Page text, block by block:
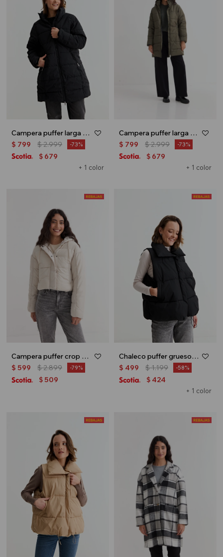
Campera puffer larga - Negro
+ 1 color
$ 799 $2.999 73
$ 679
Campera puffer larga - Verde oliva
+ 1 color
$ 799 $2.999 73
$ 679
Campera puffer crop - Beige
$ 599 $2.899 79
$ 509
Chaleco puffer grueso - Negro
+ 1 color
$ 499 $1.199 58
$ 424